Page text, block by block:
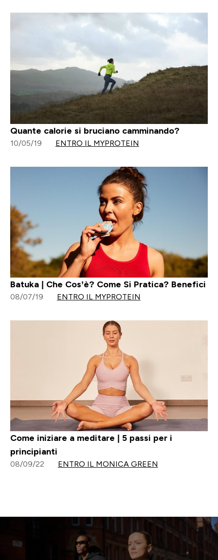
Quante calorie si bruciano camminando?
10/05/19 ENTRO IL MYPROTEIN
Batuka | Che Cos’è? Come Si Pratica? Benefici
08/07/19 ENTRO IL MYPROTEIN
Come iniziare a meditare | 5 passi per i
principianti
08/09/22 ENTRO IL MONICA GREEN